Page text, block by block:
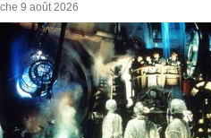
9 août 2026